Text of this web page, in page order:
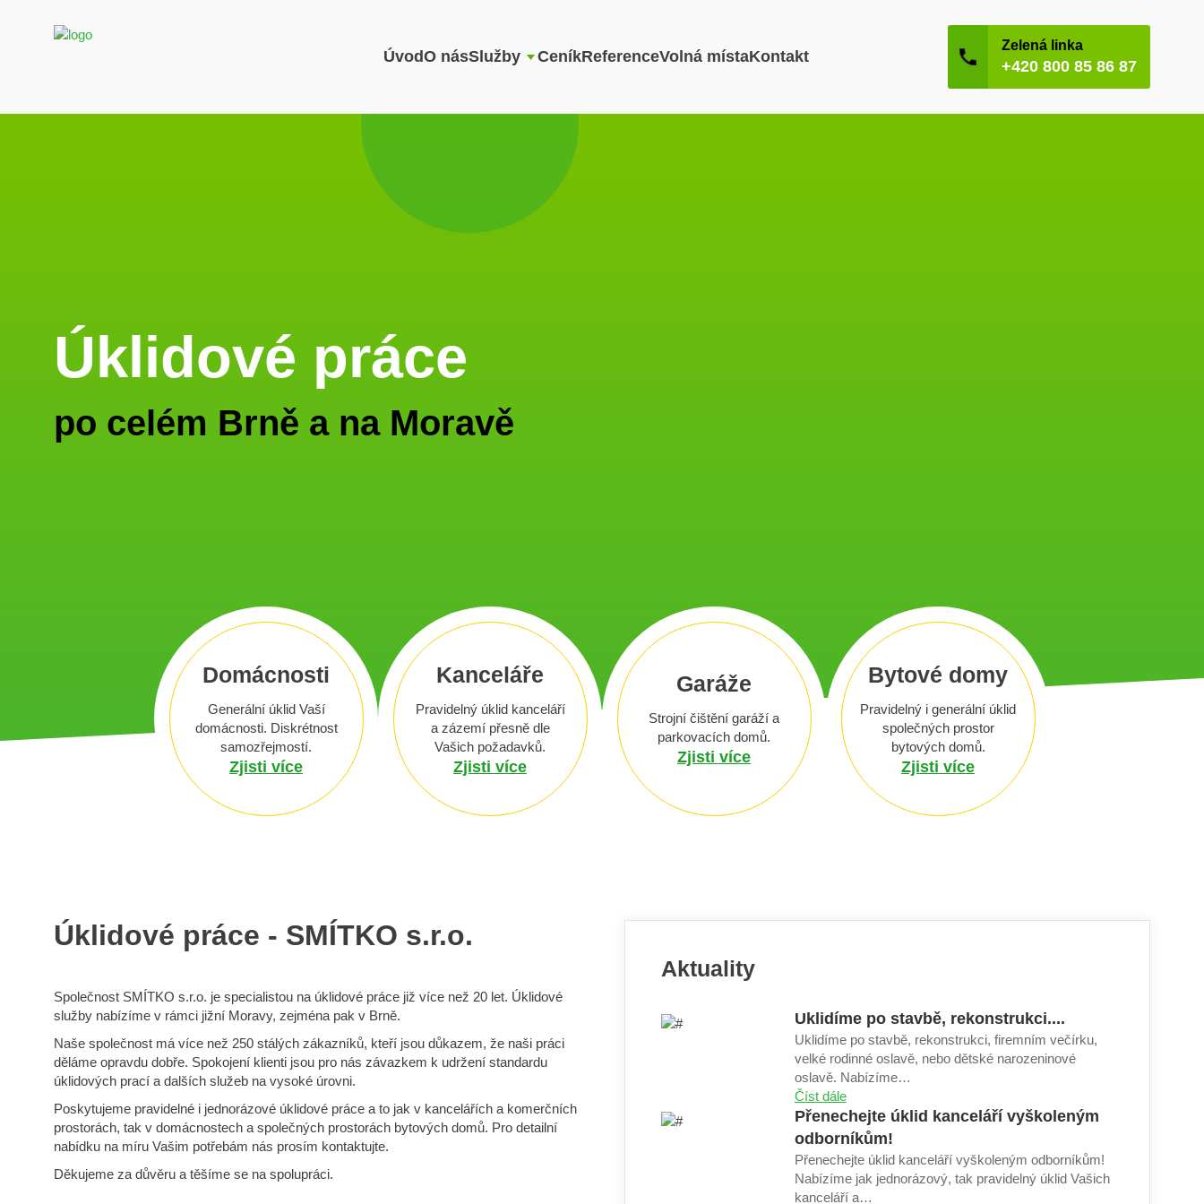
ÚvodO násSlužby CeníkReferenceVolná místaKontakt
Zelená linka
+420 800 85 86 87
Úklidové práce
po celém Brně a na Moravě
Domácnosti
Generální úklid Vaší
domácnosti. Diskrétnost
samozřejmostí.
Zjisti více
Kanceláře
Pravidelný úklid kanceláří
a zázemí přesně dle
Vašich požadavků.
Zjisti více
Garáže
Strojní čištění garáží a
parkovacích domů.
Zjisti více
Bytové domy
Pravidelný i generální úklid
společných prostor
bytových domů.
Zjisti více
Úklidové práce - SMÍTKO s.r.o.
Společnost SMÍTKO s.r.o. je specialistou na úklidové práce již více než 20 let. Úklidové
služby nabízíme v rámci jižní Moravy, zejména pak v Brně.
Naše společnost má více než 250 stálých zákazníků, kteří jsou důkazem, že naši práci
děláme opravdu dobře. Spokojení klienti jsou pro nás závazkem k udržení standardu
úklidových prací a dalších služeb na vysoké úrovni.
Poskytujeme pravidelné i jednorázové úklidové práce a to jak v kancelářích a komerčních
prostorách, tak v domácnostech a společných prostorách bytových domů. Pro detailní
nabídku na míru Vašim potřebám nás prosím kontaktujte.
Děkujeme za důvěru a těšíme se na spolupráci.
Aktuality
Uklidíme po stavbě, rekonstrukci....
Uklidíme po stavbě, rekonstrukci, firemním večírku,
velké rodinné oslavě, nebo dětské narozeninové
oslavě. Nabízíme…
Číst dále
Přenechejte úklid kanceláří vyškoleným
odborníkům!
Přenechejte úklid kanceláří vyškoleným odborníkům!
Nabízíme jak jednorázový, tak pravidelný úklid Vašich
kanceláří a…